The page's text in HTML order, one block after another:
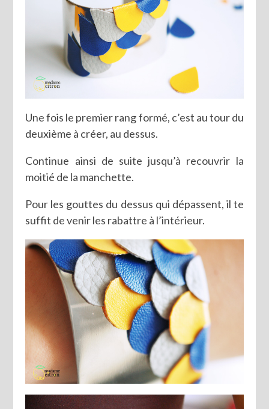
Une fois le premier rang formé, c’est au tour du
deuxième à créer, au dessus.
Continue ainsi de suite jusqu’à recouvrir la
moitié de la manchette.
Pour les gouttes du dessus qui dépassent, il te
suffit de venir les rabattre à l’intérieur.